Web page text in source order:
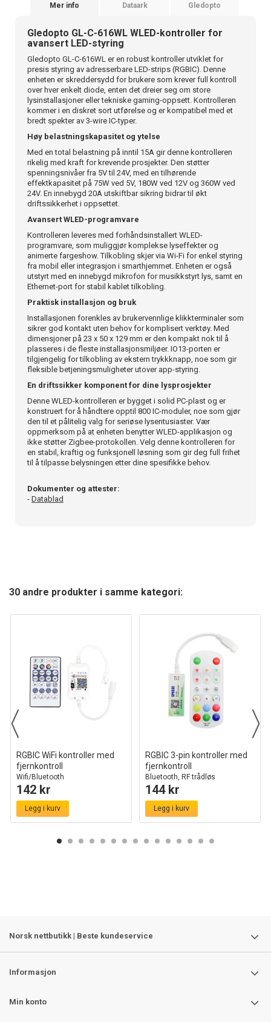
Mer info Dataark Gledopto
Gledopto GL-C-616WL WLED-kontroller for
avansert LED-styring
Gledopto GL-C-616WL er en robust kontroller utviklet for
presis styring av adresserbare LED-strips (RGBIC). Denne
enheten er skreddersydd for brukere som krever full kontroll
over hver enkelt diode, enten det dreier seg om store
lysinstallasjoner eller tekniske gaming-oppsett. Kontrolleren
kommer i en diskret sort utførelse og er kompatibel med et
bredt spekter av 3-wire IC-typer.
Høy belastningskapasitet og ytelse
Med en total belastning på inntil 15A gir denne kontrolleren
rikelig med kraft for krevende prosjekter. Den støtter
spenningsnivåer fra 5V til 24V, med en tilhørende
effektkapasitet på 75W ved 5V, 180W ved 12V og 360W ved
24V. En innebygd 20A utskiftbar sikring bidrar til økt
driftssikkerhet i oppsettet.
Avansert WLED-programvare
Kontrolleren leveres med forhåndsinstallert WLED-
programvare, som muliggjør komplekse lyseffekter og
animerte fargeshow. Tilkobling skjer via Wi-Fi for enkel styring
fra mobil eller integrasjon i smarthjemmet. Enheten er også
utstyrt med en innebygd mikrofon for musikkstyrt lys, samt en
Ethernet-port for stabil kablet tilkobling.
Praktisk installasjon og bruk
Installasjonen forenkles av brukervennlige klikkterminaler som
sikrer god kontakt uten behov for komplisert verktøy. Med
dimensjoner på 23 x 50 x 129 mm er den kompakt nok til å
plasseres i de fleste installasjonsmiljøer. IO13-porten er
tilgjengelig for tilkobling av ekstern trykkknapp, noe som gir
fleksible betjeningsmuligheter utover app-styring.
En driftssikker komponent for dine lysprosjekter
Denne WLED-kontrolleren er bygget i solid PC-plast og er
konstruert for å håndtere opptil 800 IC-moduler, noe som gjør
den til et pålitelig valg for seriøse lysentusiaster. Vær
oppmerksom på at enheten benytter WLED-applikasjon og
ikke støtter Zigbee-protokollen. Velg denne kontrolleren for
en stabil, kraftig og funksjonell løsning som gir deg full frihet
til å tilpasse belysningen etter dine spesifikke behov.
Dokumenter og attester:
- Datablad
30 andre produkter i samme kategori:
RGBIC WiFi kontroller med
fjernkontroll
Wifi/Bluetooth
142 kr
Legg i kurv
RGBIC 3-pin kontroller med
fjernkontroll
Bluetooth, RF trådløs
144 kr
Legg i kurv
Norsk nettbutikk | Beste kundeservice
Informasjon
Min konto